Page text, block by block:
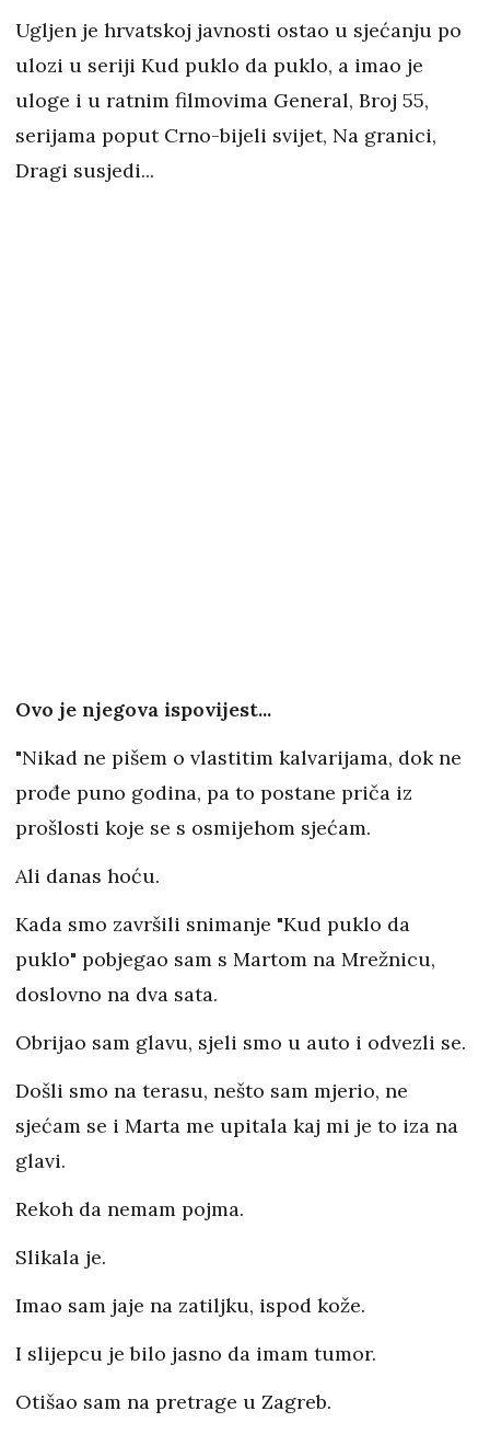
Ugljen je hrvatskoj javnosti ostao u sjećanju po
ulozi u seriji Kud puklo da puklo, a imao je
uloge i u ratnim filmovima General, Broj 55,
serijama poput Crno-bijeli svijet, Na granici,
Dragi susjedi...
Ovo je njegova ispovijest...
"Nikad ne pišem o vlastitim kalvarijama, dok ne
prođe puno godina, pa to postane priča iz
prošlosti koje se s osmijehom sjećam.
Ali danas hoću.
Kada smo završili snimanje "Kud puklo da
puklo" pobjegao sam s Martom na Mrežnicu,
doslovno na dva sata.
Obrijao sam glavu, sjeli smo u auto i odvezli se.
Došli smo na terasu, nešto sam mjerio, ne
sjećam se i Marta me upitala kaj mi je to iza na
glavi.
Rekoh da nemam pojma.
Slikala je.
Imao sam jaje na zatiljku, ispod kože.
I slijepcu je bilo jasno da imam tumor.
Otišao sam na pretrage u Zagreb.